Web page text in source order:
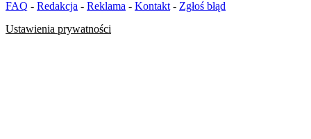
FAQ - Redakcja - Reklama - Kontakt - Zgłoś błąd
Ustawienia prywatności